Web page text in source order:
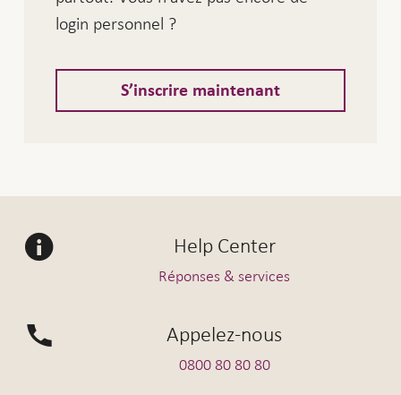
login personnel ?
S’inscrire maintenant
Help Center
Réponses & services
Appelez-nous
0800 80 80 80